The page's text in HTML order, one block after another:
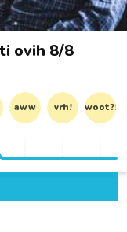
ovih 8/8
aww vrh! woot?!